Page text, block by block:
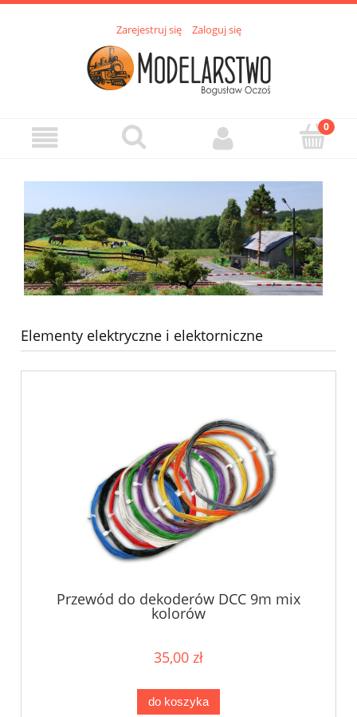
Zarejestruj się Zaloguj się
Elementy elektryczne i elektorniczne
Przewód do dekoderów DCC 9m mix
kolorów
35,00 zł
do koszyka